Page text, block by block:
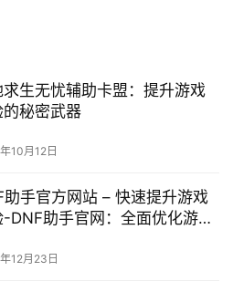
求生无忧辅助卡盟：提升游戏
的秘密武器
10月12日
助手官方网站 – 快速提升游戏
DNF助手官网：全面优化游戏
12月23日